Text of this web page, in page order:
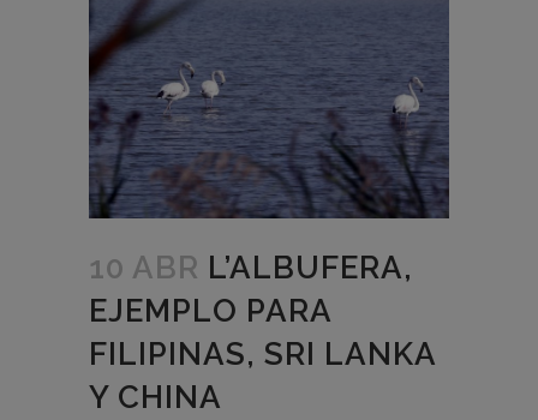
10 ABR L’ALBUFERA,
EJEMPLO PARA
FILIPINAS, SRI LANKA
Y CHINA